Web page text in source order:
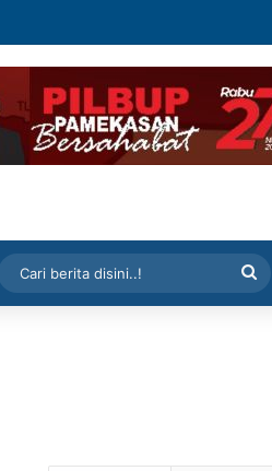
Artikel Random